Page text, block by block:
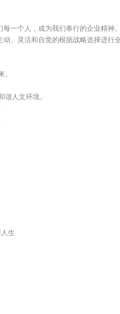
一个人，成为我们奉行的企业精神。
、灵活和自觉的根据战略选择进行
人文环境。
生